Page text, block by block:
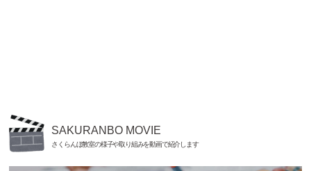
SAKURANBO MOVIE
さくらんぼ教室の様子や取り組みを動画で紹介します